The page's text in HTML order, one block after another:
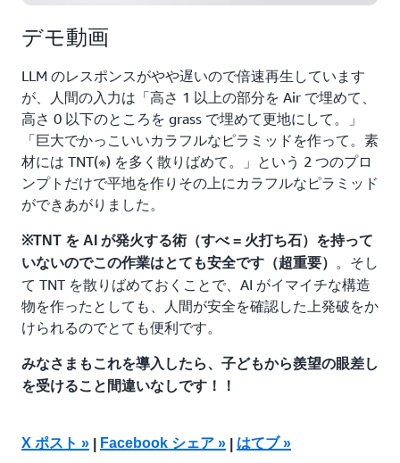
デモ動画
LLM のレスポンスがやや遅いので倍速再生しています
が、人間の入力は「高さ 1 以上の部分を Air で埋めて、
高さ 0 以下のところを grass で埋めて更地にして。」
「巨大でかっこいいカラフルなピラミッドを作って。素
材には TNT(※) を多く散りばめて。」という 2 つのプロ
ンプトだけで平地を作りその上にカラフルなピラミッド
ができあがりました。
※TNT を AI が発火する術（すべ = 火打ち石）を持って
いないのでこの作業はとても安全です（超重要） 。そし
て TNT を散りばめておくことで、AI がイマイチな構造
物を作ったとしても、人間が安全を確認した上発破をか
けられるのでとても便利です。
みなさまもこれを導入したら、子どもから羨望の眼差し
を受けること間違いなしです！！
X ポスト » Facebook シェア » はてブ »